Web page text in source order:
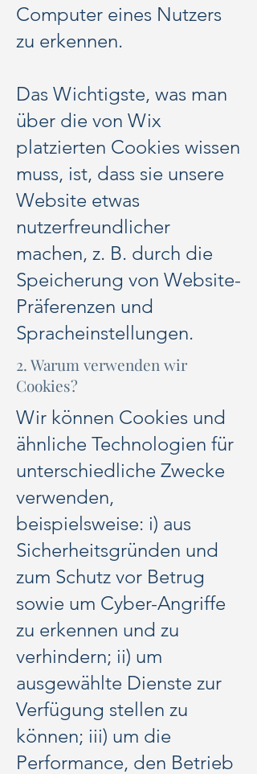
Computer eines Nutzers
zu erkennen.
Das Wichtigste, was man
über die von Wix
platzierten Cookies wissen
muss, ist, dass sie unsere
Website etwas
nutzerfreundlicher
machen, z. B. durch die
Speicherung von Website-
Präferenzen und
Spracheinstellungen.
2. Warum verwenden wir
Cookies?
Wir können Cookies und
ähnliche Technologien für
unterschiedliche Zwecke
verwenden,
beispielsweise: i) aus
Sicherheitsgründen und
zum Schutz vor Betrug
sowie um Cyber-Angriffe
zu erkennen und zu
verhindern; ii) um
ausgewählte Dienste zur
Verfügung stellen zu
können; iii) um die
Performance, den Betrieb